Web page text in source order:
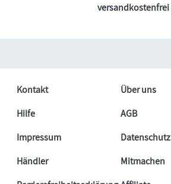
versandkostenfrei
Kontakt
Über uns
Hilfe
AGB
Impressum
Datenschutz
Händler
Mitmachen